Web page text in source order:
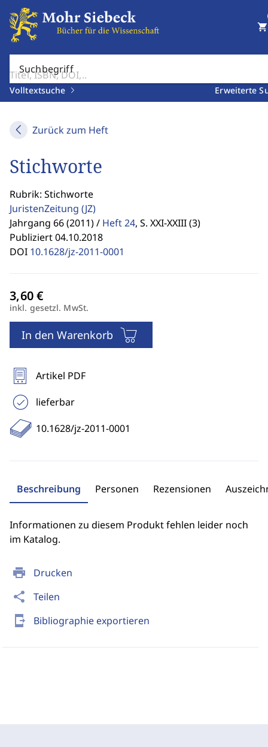
Suchbegriff
Volltextsuche Erweiterte
shopping_cart
Zurück zum Heft
print Drucken
share Teilen
send_to_mobile Bibliographie exportieren
Stichworte
Rubrik: Stichworte
JuristenZeitung (JZ)
Jahrgang 66 (2011) / Heft 24, S. XXI-XXIII (3)
Publiziert 04.10.2018
DOI 10.1628/jz-2011-0001
inkl. gesetzl. MwSt.
In den Warenkorb
Artikel PDF
lieferbar
10.1628/jz-2011-0001
Beschreibung Personen Rezensionen
Informationen zu diesem Produkt fehlen leider noch
im Katalog.